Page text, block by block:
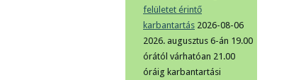
felületet érintő
karbantartás 2026-08-06
2026. augusztus 6-án 19.00
órától várhatóan 21.00
óráig karbantartási